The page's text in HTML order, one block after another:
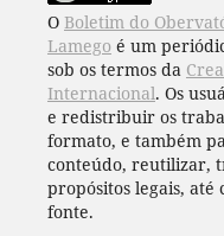
O Boletim do
Lamego é um
sob os termos da
Internacional. Os
e redistribuir os
formato, e também
conteúdo, reutilizar,
propósitos legais, até
fonte.